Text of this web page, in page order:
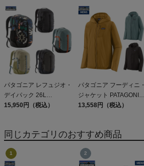
TERREBONNE
JOGGERS
パタゴニア レフュジオ・
デイパック 26L
PATAGONIA REFUGIO
15,950円（税込）
パタゴニア フーディニ・
ジャケット PATAGONIA
MS HOUDINI JKT
13,558円（税込）
同じカテゴリのおすすめ商品